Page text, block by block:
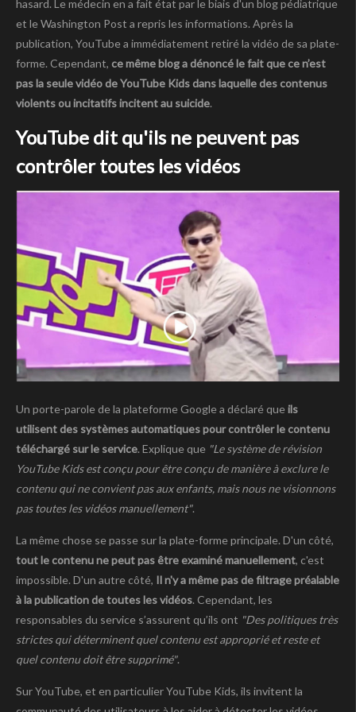
hasard. Le médecin en a fait état par le biais d'un blog pédiatrique
et le Washington Post a repris les informations. Après la
publication, YouTube a immédiatement retiré la vidéo de sa plate-
forme. Cependant, ce même blog a dénoncé le fait que ce n’est
pas la seule vidéo de YouTube Kids dans laquelle des contenus
violents ou incitatifs incitent au suicide.
YouTube dit qu'ils ne peuvent pas
contrôler toutes les vidéos
Un porte-parole de la plateforme Google a déclaré queils
utilisent des systèmes automatiques pour contrôler le contenu
téléchargé sur le service. Explique que "Le système de révision
YouTube Kids est conçu pour être conçu de manière à exclure le
contenu qui ne convient pas aux enfants, mais nous ne visionnons
pas toutes les vidéos manuellement".
La même chose se passe sur la plate-forme principale. D'un côté,
tout le contenu ne peut pas être examiné manuellement, c'est
impossible. D'un autre côté, Il n'y a même pas de filtrage préalable
à la publication de toutes les vidéos. Cependant, les
responsables du service s’assurent qu’ils ont "Des politiques très
strictes qui déterminent quel contenu est approprié et reste et
quel contenu doit être supprimé".
Sur YouTube, et en particulier YouTube Kids, ils invitent la